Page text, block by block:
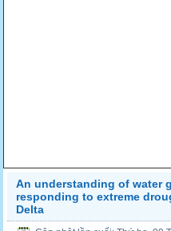
An understanding of water
responding to extreme
Delta